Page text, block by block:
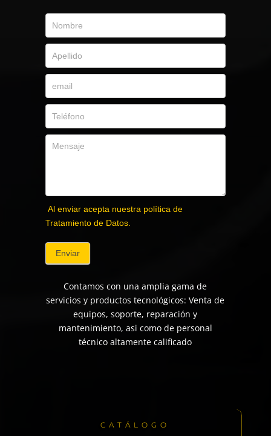
Al enviar acepta nuestra política de
Tratamiento de Datos.
Enviar
Contamos con una amplia gama de
servicios y productos tecnológicos: Venta de
equipos, soporte, reparación y
mantenimiento, asi como de personal
técnico altamente calificado
CATÁLOGO